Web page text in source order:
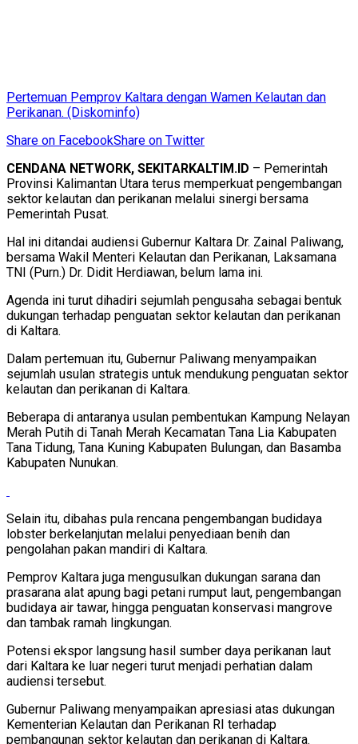
Pertemuan Pemprov Kaltara dengan Wamen Kelautan dan
Perikanan. (Diskominfo)
Share on FacebookShare on Twitter
CENDANA NETWORK, SEKITARKALTIM.ID – Pemerintah
Provinsi Kalimantan Utara terus memperkuat pengembangan
sektor kelautan dan perikanan melalui sinergi bersama
Pemerintah Pusat.
Hal ini ditandai audiensi Gubernur Kaltara Dr. Zainal Paliwang,
bersama Wakil Menteri Kelautan dan Perikanan, Laksamana
TNI (Purn.) Dr. Didit Herdiawan, belum lama ini.
Agenda ini turut dihadiri sejumlah pengusaha sebagai bentuk
dukungan terhadap penguatan sektor kelautan dan perikanan
di Kaltara.
Dalam pertemuan itu, Gubernur Paliwang menyampaikan
sejumlah usulan strategis untuk mendukung penguatan sektor
kelautan dan perikanan di Kaltara.
Beberapa di antaranya usulan pembentukan Kampung Nelayan
Merah Putih di Tanah Merah Kecamatan Tana Lia Kabupaten
Tana Tidung, Tana Kuning Kabupaten Bulungan, dan Basamba
Kabupaten Nunukan.
Selain itu, dibahas pula rencana pengembangan budidaya
lobster berkelanjutan melalui penyediaan benih dan
pengolahan pakan mandiri di Kaltara.
Pemprov Kaltara juga mengusulkan dukungan sarana dan
prasarana alat apung bagi petani rumput laut, pengembangan
budidaya air tawar, hingga penguatan konservasi mangrove
dan tambak ramah lingkungan.
Potensi ekspor langsung hasil sumber daya perikanan laut
dari Kaltara ke luar negeri turut menjadi perhatian dalam
audiensi tersebut.
Gubernur Paliwang menyampaikan apresiasi atas dukungan
Kementerian Kelautan dan Perikanan RI terhadap
pembangunan sektor kelautan dan perikanan di Kaltara.